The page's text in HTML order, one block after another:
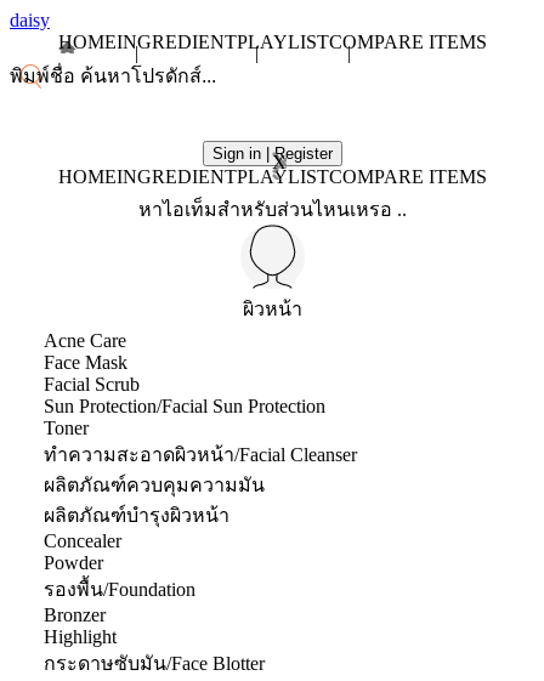
daisy
HOMEINGREDIENTPLAYLISTCOMPARE ITEMS
Sign in | Register
X
HOMEINGREDIENTPLAYLISTCOMPARE ITEMS
หาไอเท็มสำหรับส่วนไหนเหรอ ..
ผิวหน้า
Acne Care
Face Mask
Facial Scrub
Sun Protection/Facial Sun Protection
Toner
ทำความสะอาดผิวหน้า/Facial Cleanser
ผลิตภัณฑ์ควบคุมความมัน
ผลิตภัณฑ์บำรุงผิวหน้า
Concealer
Powder
รองพื้น/Foundation
Bronzer
Highlight
กระดาษซับมัน/Face Blotter